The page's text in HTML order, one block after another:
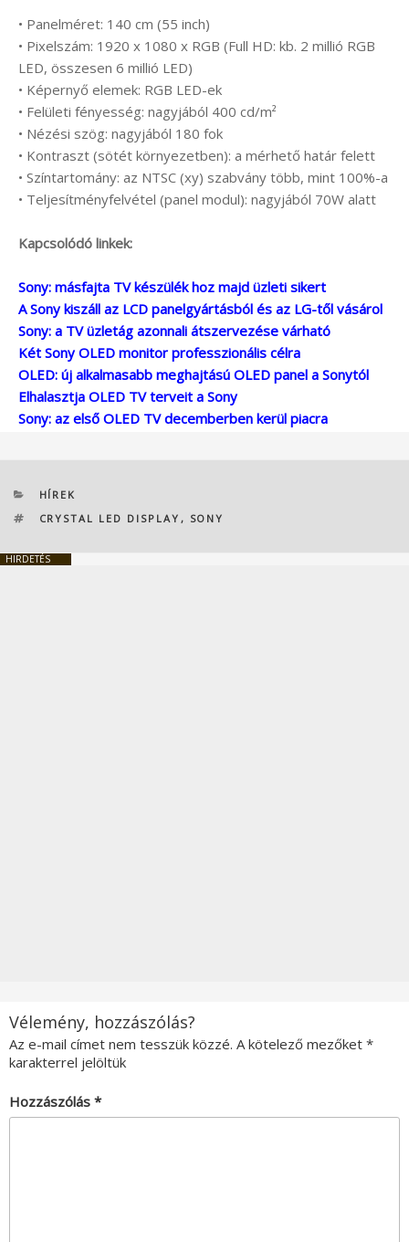
• Panelméret: 140 cm (55 inch)
• Pixelszám: 1920 x 1080 x RGB (Full HD: kb. 2 millió RGB
LED, összesen 6 millió LED)
• Képernyő elemek: RGB LED-ek
• Felületi fényesség: nagyjából 400 cd/m²
• Nézési szög: nagyjából 180 fok
• Kontraszt (sötét környezetben): a mérhető határ felett
• Színtartomány: az NTSC (xy) szabvány több, mint 100%-a
• Teljesítményfelvétel (panel modul): nagyjából 70W alatt
Kapcsolódó linkek:
Sony: másfajta TV készülék hoz majd üzleti sikert
A Sony kiszáll az LCD panelgyártásból és az LG-től vásárol
Sony: a TV üzletág azonnali átszervezése várható
Két Sony OLED monitor professzionális célra
OLED: új alkalmasabb meghajtású OLED panel a Sonytól
Elhalasztja OLED TV terveit a Sony
Sony: az első OLED TV decemberben kerül piacra
KATEGÓRIÁK
HÍREK
CÍMKÉK
CRYSTAL LED DISPLAY , SONY
HIRDETÉS
Vélemény, hozzászólás?
Az e-mail címet nem tesszük közzé. A kötelező mezőket *
karakterrel jelöltük
Hozzászólás *